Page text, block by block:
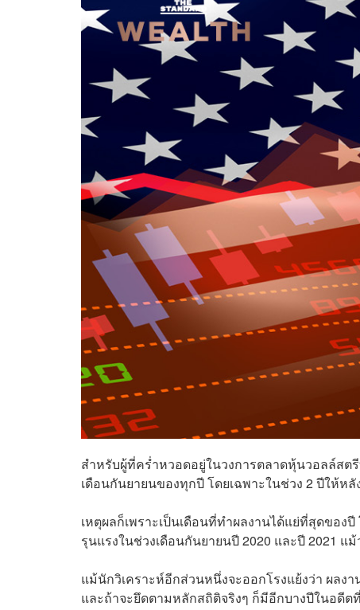
สำหรับผู้ที่คร่ำหวอดอยู่ในวงการตลาดหุ้นวอลล์สต
เดือนกันยายนของทุกปี โดยเฉพาะในช่วง 2 ปีให้ห
เหตุผลก็เพราะเป็นเดือนที่ทำผลงานได้แย่ที่สุดของ
รุนแรงในช่วงเดือนกันยายนปี 2020 และปี 2021
แม้นักวิเคราะห์อีกส่วนหนึ่งจะออกโรงแย้งว่า ผล
และถ้าจะยึดตามหลักสถิติจริงๆ ก็มีอีกบางปีในอดี